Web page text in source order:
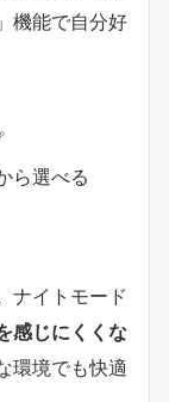
機能で自分好
ら選べる
ナイトモード
感じにくくな
環境でも快適